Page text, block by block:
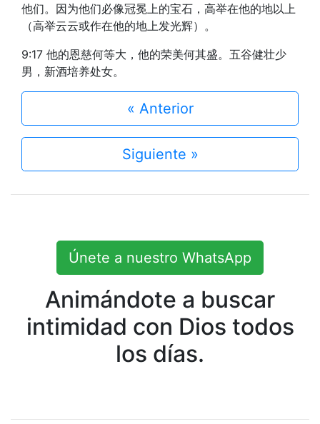
他们。因为他们必像冠冕上的宝石，高举在他的地以上
（高举云云或作在他的地上发光辉）。
9:17 他的恩慈何等大，他的荣美何其盛。五谷健壮少
男，新酒培养处女。
« Anterior
Siguiente »
Únete a nuestro WhatsApp
Animándote a buscar
intimidad con Dios todos
los días.